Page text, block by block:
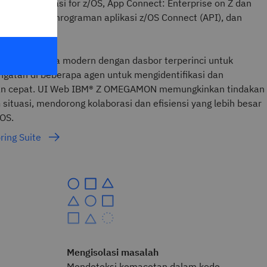
Bus Integrasi for z/OS, App Connect: Enterprise on Z dan
pemrograman aplikasi z/OS Connect (API), dan
Grafana modern dengan dasbor terperinci untuk
di beberapa agen untuk mengidentifikasi dan
cepat. UI Web IBM® Z OMEGAMON memungkinkan tindakan
mendorong kolaborasi dan efisiensi yang lebih besar
Suite
Mengisolasi masalah